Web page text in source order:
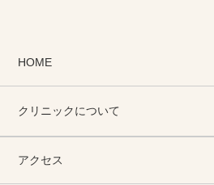
HOME
クリニックについて
アクセス